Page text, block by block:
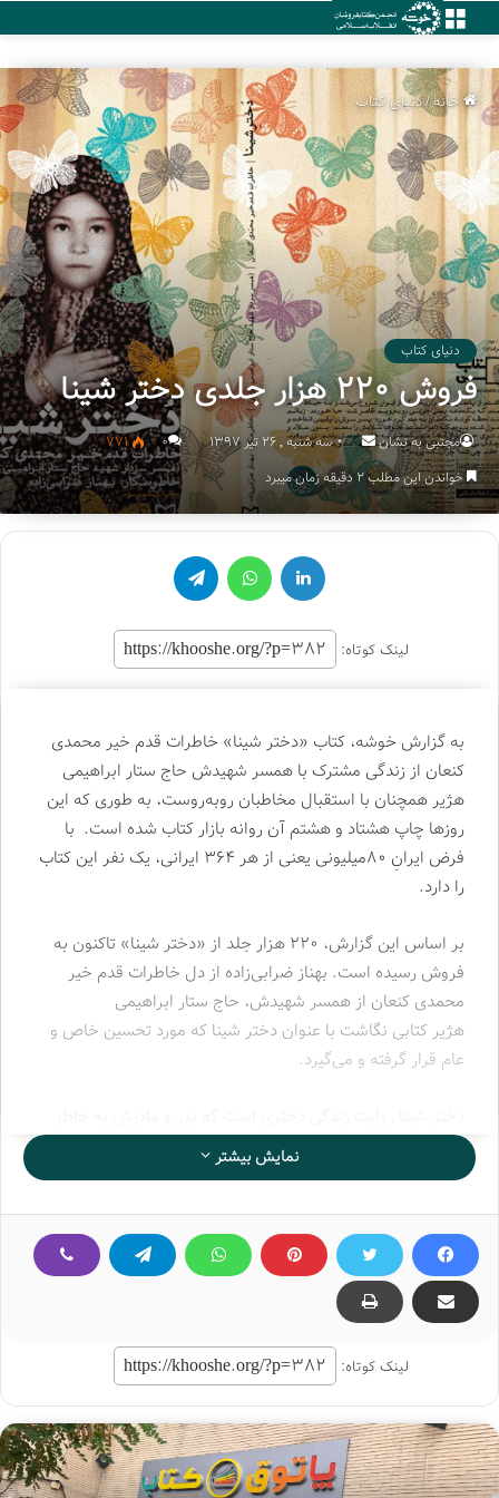
منو
خانه/دنیای کتاب
دنیای کتاب
فروش ۲۲۰ هزار جلدی دختر شینا
مجتبی به نشان
Send
an
email
سه شنبه , 26 تیر 1397 ۰
771
خواندن این مطلب 2 دقیقه زمان میبرد
لینکدین واتس آپ تلگرام
لینک کوتاه:
به گزارش خوشه، کتاب «دختر شینا» خاطرات قدم خیر محمدی
کنعان از زندگی مشترک با همسر شهیدش حاج ستار ابراهیمی
هژیر همچنان با استقبال مخاطبان روبه‌روست، به طوری که این
روزها چاپ هشتاد و هشتم آن روانه بازار کتاب شده است. با
فرض ایرانِ 80میلیونی یعنی از هر 364 ایرانی، یک نفر این کتاب
را دارد.
بر اساس این گزارش، 220 هزار جلد از «دختر شینا» تاکنون به
فروش رسیده است. بهناز ضرابی‌زاده از دل خاطرات قدم خیر
محمدی کنعان از همسر شهیدش، حاج ستار ابراهیمی
هژیر کتابی نگاشت با عنوان دختر شینا که مورد تحسین خاص و
عام قرار گرفته و می‌گیرد.
حفظ اعتقاداتشان او را به کلاس‌های مختلط مدارس قبل از
انقلاب نفرستادند. دختری که چون مدرسه نرفت، بی‌سواد بود،
می‌افتد و دوباره برمی‌خیزد تا جنگ را تحقیر کند و به همه نشان
دهد که جهاد واقعی زن، تلاش در جهت تربیت درست فرزندان و
حمایت از همسر در راه مبارزه با دشمنان دین و کشورش است.
دختر شینا در ۱۹ فصل روایت شده است که از دوران کودکی قدم
خیر آغاز می‌شود؛ از زمانی که نامش را به خاطر قدم خوشی که
داشت «قدم خیر» گذاشتند تا زمانی که حماسه زندگی‌اش را در
پشت جبهه‌ها رقم زد و نامش به عنوان همسر شهید حاج ستار
نمایش بیشتر
لینک کوتاه: